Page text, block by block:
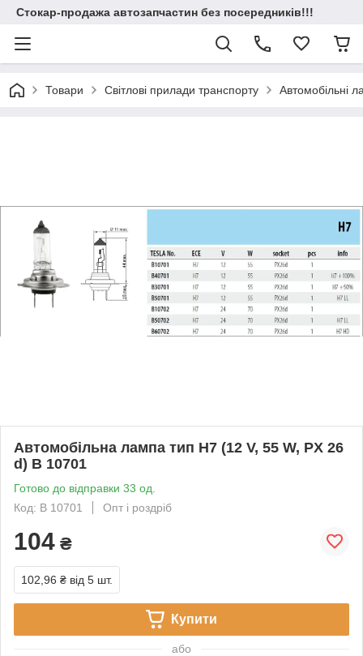
Стокар-продажа автозапчастин без посередників!!!
Товари Світлові прилади транспорту Автомобільні
Автомобільна лампа тип H7 (12 V, 55 W, PX 26
d) B 10701
Готово до відправки 33 од.
Код: B 10701
Опт і роздріб
104 ₴
102,96 ₴ від 5 шт.
Купити
або